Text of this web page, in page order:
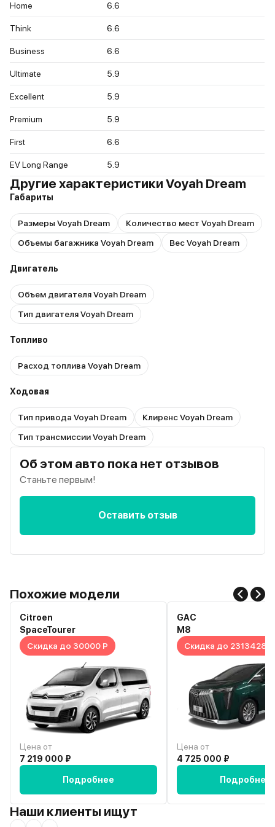
Home 6.6
Think 6.6
Business 6.6
Ultimate 5.9
Excellent 5.9
Premium 5.9
First 6.6
EV Long Range 5.9
Другие характеристики Voyah Dream
Габариты
Размеры Voyah Dream
Количество мест Voyah Dream
Объемы багажника Voyah Dream
Вес Voyah Dream
Двигатель
Объем двигателя Voyah Dream
Тип двигателя Voyah Dream
Топливо
Расход топлива Voyah Dream
Ходовая
Тип привода Voyah Dream
Клиренс Voyah Dream
Тип трансмиссии Voyah Dream
Об этом авто пока нет отзывов
Станьте первым!
Оставить отзыв
Похожие модели
Citroen
SpaceTourer
Скидка до 30000 Р
Цена от
7 219 000 ₽
Подробнее
GAC
M8
Скидка до 2313428 Р
Цена от
4 725 000 ₽
Подробнее
Наши клиенты ищут